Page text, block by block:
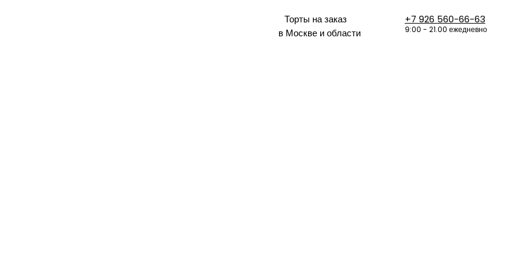
+7 926 560-66-63
9:00 - 21.00 ежедневно
Торты на заказ
в Москве и области